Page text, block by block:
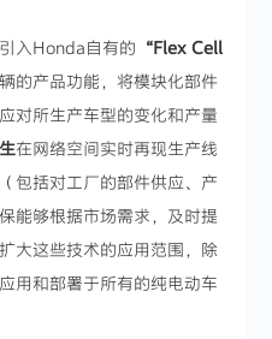
入Honda自有的 “Flex Cell
的产品功能，将模块化部件
对所生产车型的变化和产量
在网络空间实时再现生产线
包括对工厂的部件供应、产
能够根据市场需求，及时提
大这些技术的应用范围，除
用和部署于所有的纯电动车